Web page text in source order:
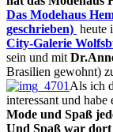
Das Modehaus
geschrieben) heute
City-Galerie
sein und mit
Brasilien gewohnt)
Als ich
interessant und
Mode und Spaß
Und Spaß war